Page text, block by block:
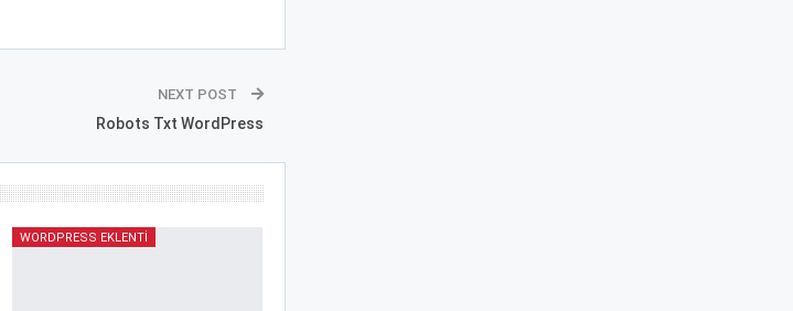
NEXT POST
Robots Txt WordPress
WORDPRESS EKLENTI